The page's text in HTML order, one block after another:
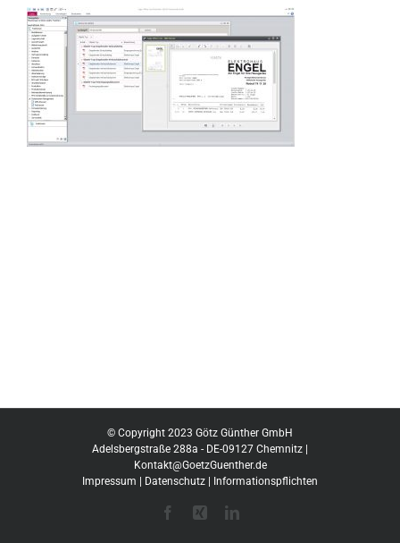
© Copyright 2023 Götz Günther GmbH
Adelsbergstraße 288a - DE-09127 Chemnitz |
Kontakt@GoetzGuenther.de
Impressum
Datenschutz Informationspflichten
Facebook
Xing LinkedIn